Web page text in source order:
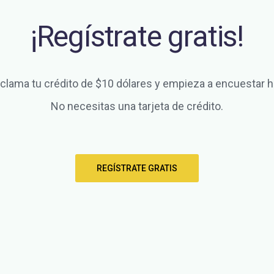
¡Regístrate gratis!
tu crédito de $10 dólares y empieza a encuestar
No necesitas una tarjeta de crédito.
REGÍSTRATE GRATIS